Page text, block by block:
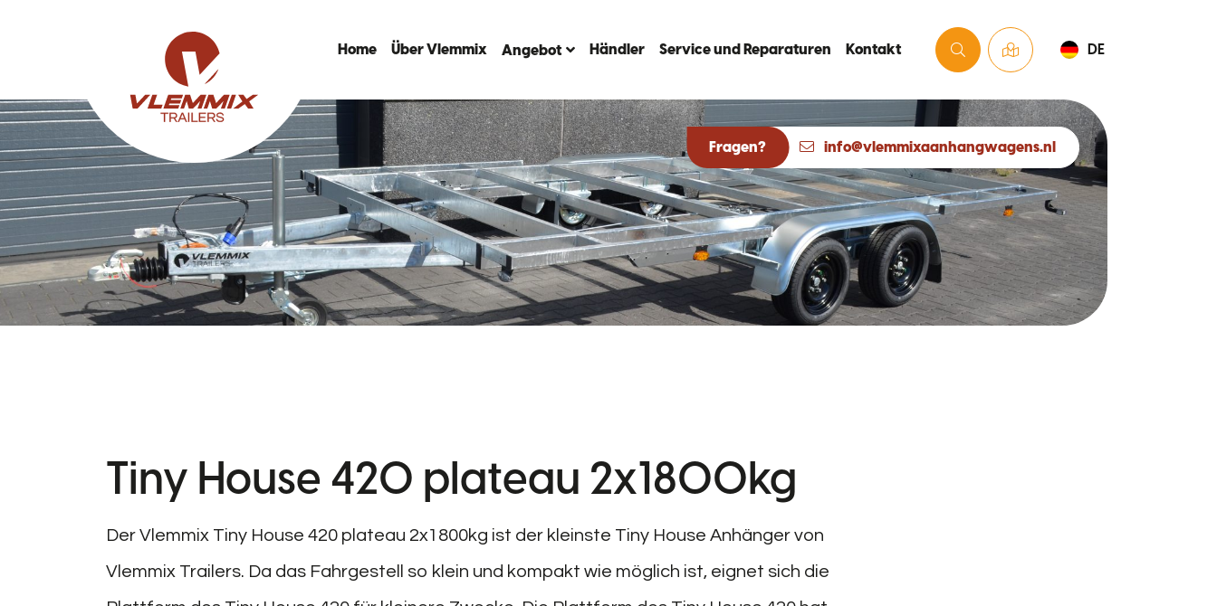
Home Über Vlemmix Angebot Händler Service und Reparaturen Kontakt DE
Fragen? info@vlemmixaanhangwagens.nl
Tiny House 420 plateau 2x1800kg
Der Vlemmix Tiny House 420 plateau 2x1800kg ist der kleinste Tiny House Anhänger von
Vlemmix Trailers. Da das Fahrgestell so klein und kompakt wie möglich ist, eignet sich die